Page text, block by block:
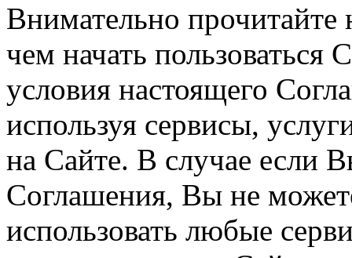
Внимательно
чем начать
условия настоящего
используя сервисы,
на Сайте. В случае если
Соглашения, Вы не
использовать любые